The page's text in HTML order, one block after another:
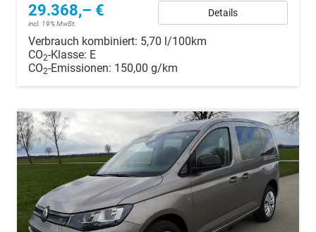
29.368,– €
incl. 19% MwSt.
Details
Verbrauch kombiniert: 5,70 l/100km
CO2-Klasse: E
CO2-Emissionen: 150,00 g/km